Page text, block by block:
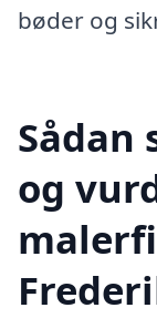
bøder og
Sådan
og